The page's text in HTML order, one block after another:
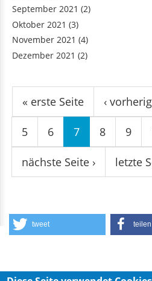
September 2021 (2)
Oktober 2021 (3)
November 2021 (4)
Dezember 2021 (2)
Seiten
« erste Seite ‹
5 6 7 8 9
nächste Seite › letzte
tweet teilen